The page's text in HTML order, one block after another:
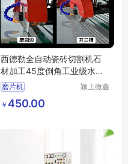
西德勒全自动瓷砖切割机石
材加工45度倒角工业级水刀
开槽磨边
磨片机
颍上微鑫
￥ 450.00